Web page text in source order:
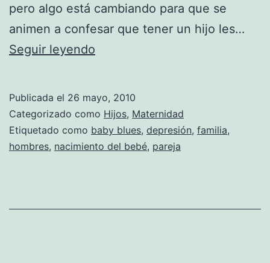
pero algo está cambiando para que se
animen a confesar que tener un hijo les…
Seguir leyendo
posparto
masculino
Publicada el 26 mayo, 2010
Categorizado como Hijos, Maternidad
Etiquetado como baby blues, depresión, familia,
hombres, nacimiento del bebé, pareja